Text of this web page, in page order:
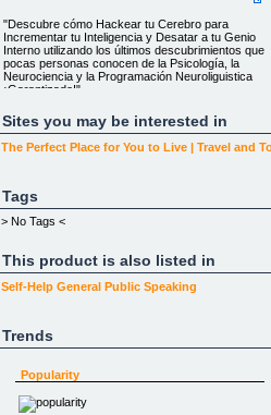
"Descubre cómo Hackear tu Cerebro para
Incrementar tu Inteligencia y Desatar a tu Genio
Interno utilizando los últimos descubrimientos que
pocas personas conocen de la Psicología, la
Neurociencia y la Programación Neuroliguistica
¡Garantizado!"
Y lee esta página hasta el final para descubrir en
video el error que comenten el 99% de las
personas que estudian ya sea un libro, un
seminario o cualquier tipo de información que no
sin saberlo y cómo solucionarlo fácilmente.
Querido amigo/a
Si estás interesado en descubrir las últimas
la Neurociencia para acelerar tu aprendizaje,
Sites you may be interested in
The Perfect Place for You to Live | Travel and
Tags
> No Tags <
This product is also listed in
Self-Help General Public Speaking
Trends
Popularity